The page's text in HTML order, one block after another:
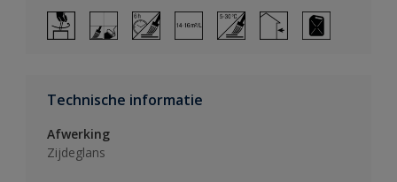
Technische informatie
Afwerking
Zijdeglans